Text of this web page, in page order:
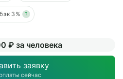
₽ за человека
3% ?
заявку
сейчас